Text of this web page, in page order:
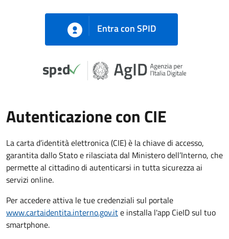
Entra con SPID
Autenticazione con CIE
La carta d’identità elettronica (CIE) è la chiave di accesso,
garantita dallo Stato e rilasciata dal Ministero dell’Interno, che
permette al cittadino di autenticarsi in tutta sicurezza ai
servizi online.
Per accedere attiva le tue credenziali sul portale
www.cartaidentita.interno.gov.ite installa l'app CieID sul tuo
smartphone.